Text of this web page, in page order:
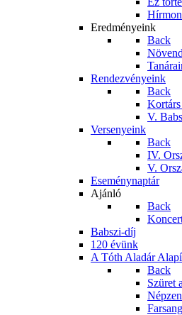
Eredményeink
Back
Rendezvényeink
Back
V.
Versenyeink
Back
IV.
V.
Eseménynaptár
Ajánló
Back
Babszi-díj
120 évünk
A Tóth Aladár
Back
Szüret